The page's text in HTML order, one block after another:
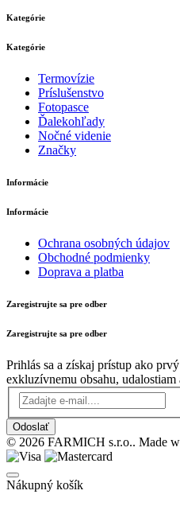
Kategórie
Kategórie
Termovízie
Príslušenstvo
Fotopasce
Ďalekohľady
Nočné videnie
Značky
Informácie
Informácie
Ochrana osobných údajov
Obchodné podmienky
Doprava a platba
Zaregistrujte sa pre odber
Zaregistrujte sa pre odber
Prihlás sa a získaj prístup ako
exkluzívnemu obsahu, udalostiam
Odoslať
© 2026 FARMICH s.r.o.. Made
Nákupný košík